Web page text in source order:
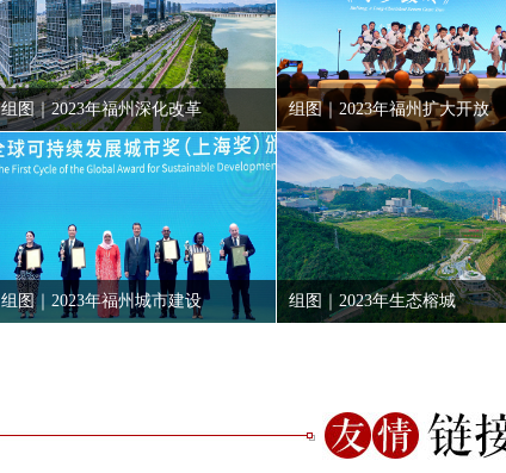
组图｜2023年福州深化改革 组图｜2023年福州扩大开放
组图｜2023年福州城市建设 组图｜2023年生态榕城